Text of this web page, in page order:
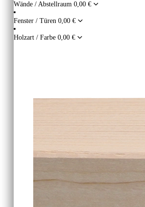
Wände / Abstellraum 0,00 €
Fenster / Türen 0,00 €
Holzart / Farbe 0,00 €